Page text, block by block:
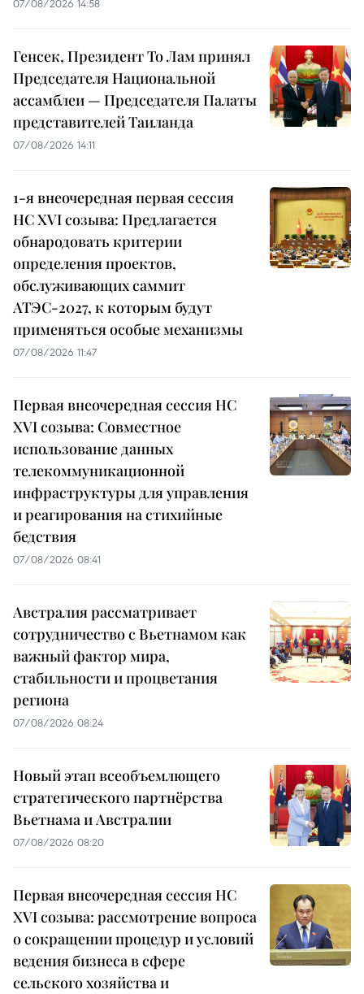
07/08/2026 14:58
Генсек, Президент То Лам принял
Председателя Национальной
ассамблеи — Председателя Палаты
представителей Таиланда
07/08/2026 14:11
1-я внеочередная первая сессия
НС XVI созыва: Предлагается
обнародовать критерии
определения проектов,
обслуживающих саммит
АТЭС-2027, к которым будут
применяться особые механизмы
07/08/2026 11:47
Первая внеочередная сессия НС
XVI созыва: Совместное
использование данных
телекоммуникационной
инфраструктуры для управления
и реагирования на стихийные
бедствия
07/08/2026 08:41
Австралия рассматривает
сотрудничество с Вьетнамом как
важный фактор мира,
стабильности и процветания
региона
07/08/2026 08:24
Новый этап всеобъемлющего
стратегического партнёрства
Вьетнама и Австралии
07/08/2026 08:20
Первая внеочередная сессия НС
XVI созыва: рассмотрение вопроса
о сокращении процедур и условий
ведения бизнеса в сфере
сельского хозяйства и